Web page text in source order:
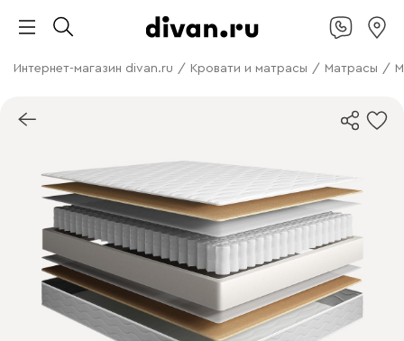
Интернет-магазин divan.ru / Кровати и матрасы / Матрасы /